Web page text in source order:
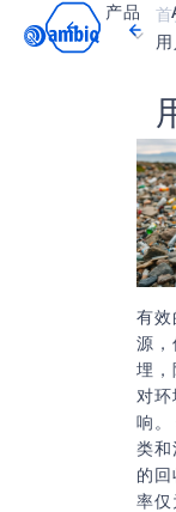
产品 首
有效
源，
埋，
对
响。
类和
的回
率仅
Video title